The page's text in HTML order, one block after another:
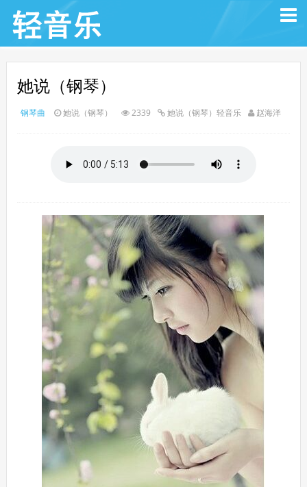
她说（钢琴）
钢琴曲 她说（钢琴） 2339 她说（钢琴）轻音乐 赵海洋